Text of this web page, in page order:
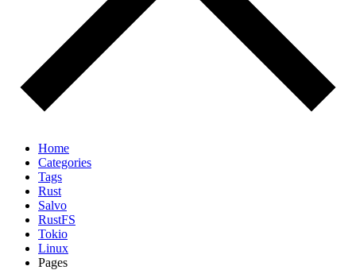
Home
Categories
Tags
Rust
Salvo
RustFS
Tokio
Linux
Pages